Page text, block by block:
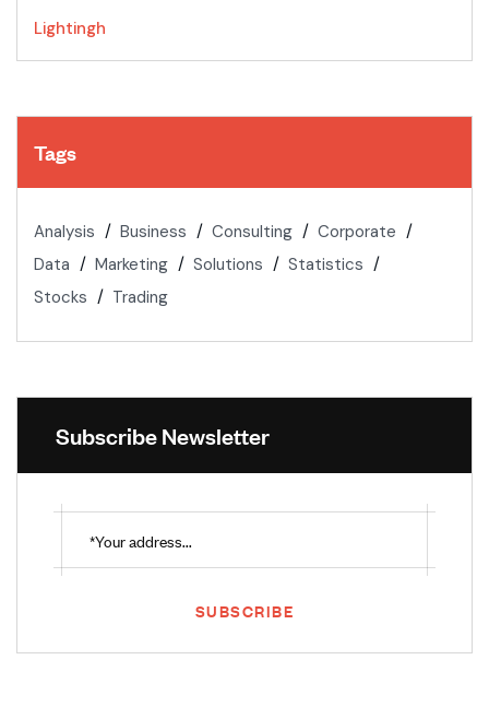
Lightingh
Tags
Analysis Business Consulting
Corporate
Data
Marketing Solutions
Statistics
Stocks
Trading
Subscribe Newsletter
SUBSCRIBE